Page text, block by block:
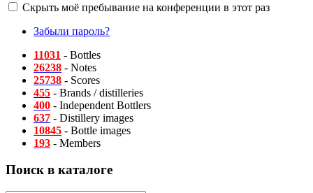
Скрыть моё пребывание на конференции в этот раз
Забыли пароль?
11031 - Bottles
26238 - Notes
25738 - Scores
455 - Brands / distilleries
400 - Independent Bottlers
637 - Distillery images
10845 - Bottle images
193 - Members
Поиск в каталоге